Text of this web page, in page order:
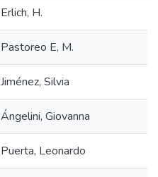
Erlich, H.
Pastoreo E, M.
Jiménez, Silvia
Ángelini, Giovanna
Puerta, Leonardo